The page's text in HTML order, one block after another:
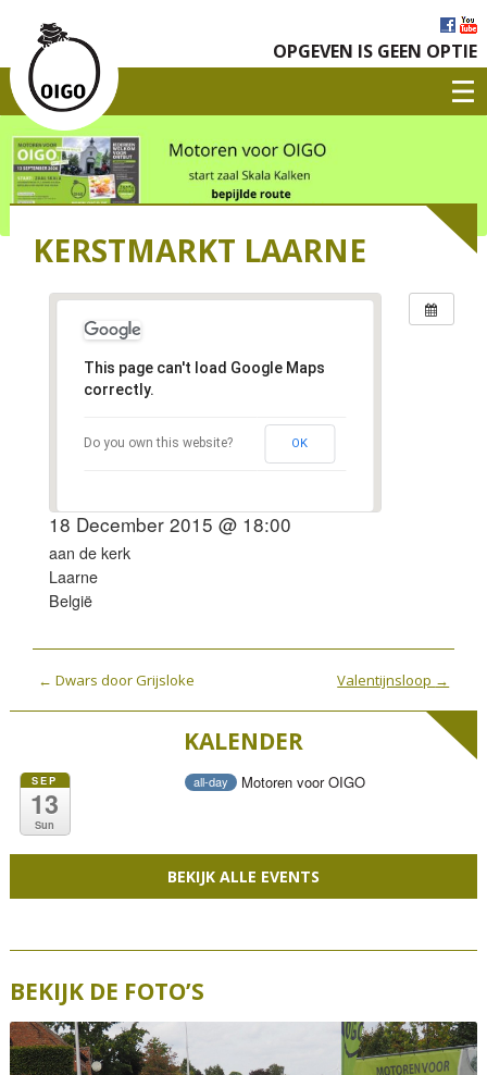
OPGEVEN IS GEEN OPTIE
KERSTMARKT LAARNE
This page can't load Google Maps
correctly.
Do you own this website? OK
18 December 2015 @ 18:00
aan de kerk
Laarne
België
P
o
n
a
v
o
n
← Dwars door Grijsloke Valentijnsloop →
KALENDER
SEP
13
Sun
all-day Motoren voor OIGO
BEKIJK ALLE EVENTS
BEKIJK DE FOTO’S